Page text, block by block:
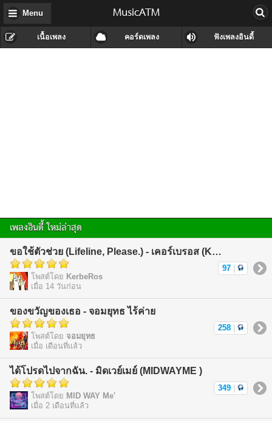
Menu MusicATM
เนื้อเพลง คอร์ดเพลง ฟังเพลงอินดี้
เพลงอินดี้ ใหม่ล่าสุด
ขอใช้ตัวช่วย (Lifeline, Please.) - เคอร์เบรอส (KerBeRos)
โพสต์โดย KerbeRos
เมื่อ 14 วันก่อน
97
ของขวัญของเธอ - จอมยุทธ ไร้ค่าย
โพสต์โดย จอมยุทธ
เมื่อ เดือนที่แล้ว
258
ได้โปรดไปจากฉัน. - มิดเวย์เมย์ (MIDWAYME )
โพสต์โดย MID WAY Me'
เมื่อ 2 เดือนที่แล้ว
349